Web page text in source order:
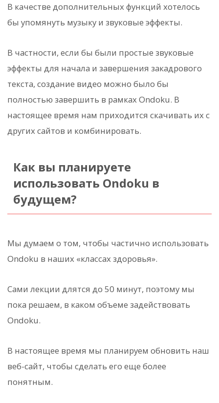
В качестве дополнительных функций хотелось
бы упомянуть музыку и звуковые эффекты.
В частности, если бы были простые звуковые
эффекты для начала и завершения закадрового
текста, создание видео можно было бы
полностью завершить в рамках Ondoku. В
настоящее время нам приходится скачивать их с
других сайтов и комбинировать.
Как вы планируете
использовать Ondoku в
будущем?
Мы думаем о том, чтобы частично использовать
Ondoku в наших «классах здоровья».
Сами лекции длятся до 50 минут, поэтому мы
пока решаем, в каком объеме задействовать
Ondoku.
В настоящее время мы планируем обновить наш
веб-сайт, чтобы сделать его еще более
понятным.